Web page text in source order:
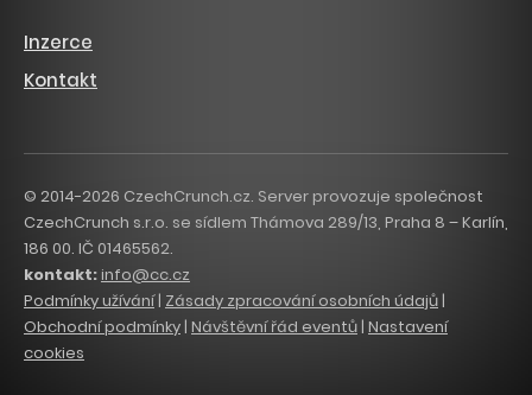
Inzerce
Kontakt
© 2014-2026 CzechCrunch.cz. Server provozuje společnost
CzechCrunch s.r.o. se sídlem Thámova 289/13, Praha 8 – Karlín,
186 00. IČ 01465562.
kontakt:info@cc.cz
Podmínky užívání| Zásady zpracování osobních údajů |
Obchodní podmínky | Návštěvní řád eventů | Nastavení
cookies